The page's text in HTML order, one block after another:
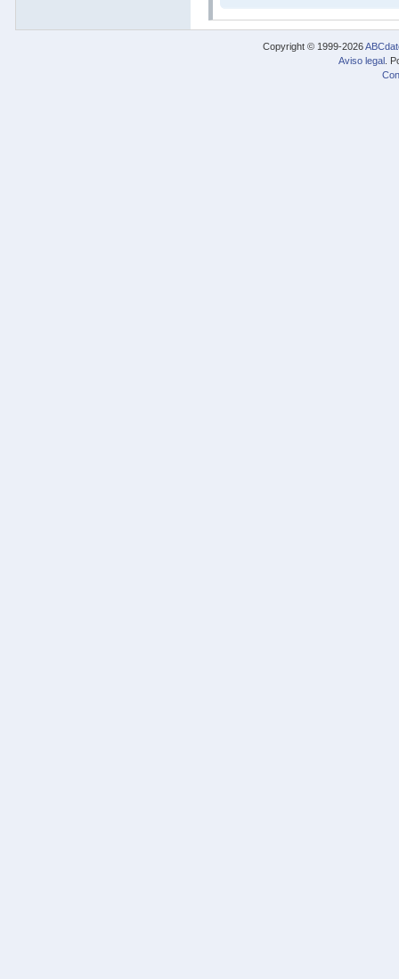
Copyright © 1999-2026
Aviso legal .